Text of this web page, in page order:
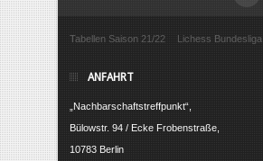
Tabellen Saison 21/22 Lichess Bundesliga
ANFAHRT
„Nachbarschaftstreffpunkt“,
Bülowstr. 94 / Ecke Frobenstraße,
10783 Berlin